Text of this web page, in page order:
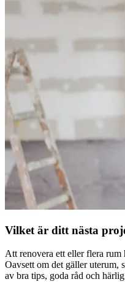
Vilket är ditt nästa
Att renovera ett eller flera rum
Oavsett om det gäller uterum,
av bra tips, goda råd och